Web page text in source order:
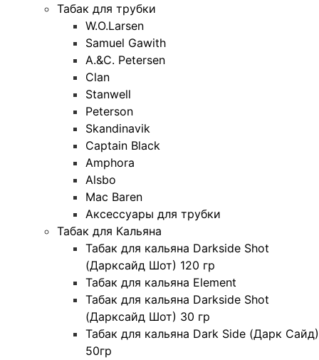
Табак для трубки
W.O.Larsen
Samuel Gawith
A.&C. Petersen
Clan
Stanwell
Peterson
Skandinavik
Captain Black
Amphora
Alsbo
Mac Baren
Аксессуары для трубки
Табак для Кальяна
Табак для кальяна Darkside Shot
(Дарксайд Шот) 120 гр
Табак для кальяна Element
Табак для кальяна Darkside Shot
(Дарксайд Шот) 30 гр
Табак для кальяна Dark Side (Дарк Сайд)
50гр